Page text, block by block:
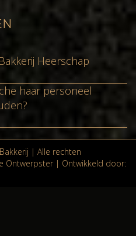
Heerschap
haar personeel
| Alle rechten
Ontwerpster | Ontwikkeld door: